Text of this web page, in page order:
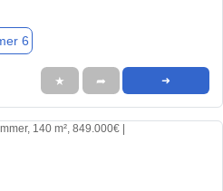
6
★ ➦ ➜